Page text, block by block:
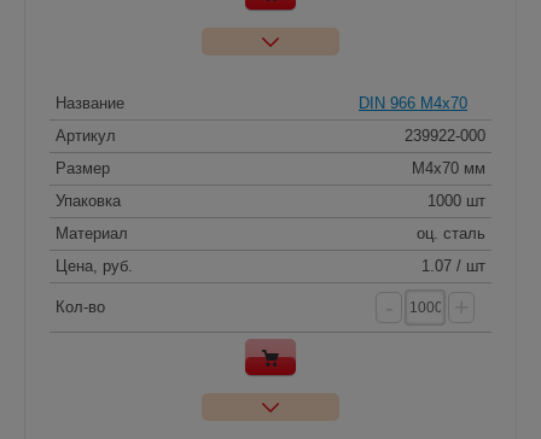
Название
DIN 966 M4x70
Артикул
239922-000
Размер
M4x70 мм
Упаковка
1000 шт
Материал
оц. сталь
Цена, руб.
1.07 / шт
Кол-во